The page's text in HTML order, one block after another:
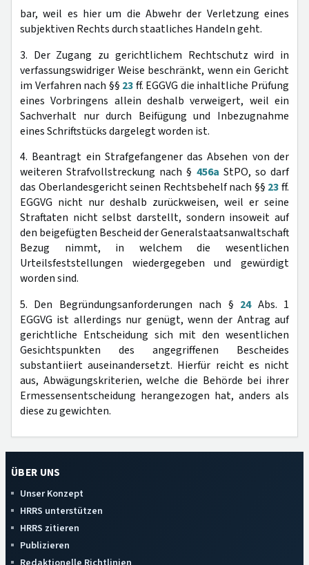
bar, weil es hier um die Abwehr der Verletzung eines
subjektiven Rechts durch staatliches Handeln geht.
3. Der Zugang zu gerichtlichem Rechtschutz wird in
verfassungswidriger Weise beschränkt, wenn ein Gericht
im Verfahren nach §§ 23ff. EGGVG die inhaltliche Prüfung
eines Vorbringens allein deshalb verweigert, weil ein
Sachverhalt nur durch Beifügung und Inbezugnahme
eines Schriftstücks dargelegt worden ist.
4. Beantragt ein Strafgefangener das Absehen von der
weiteren Strafvollstreckung nach § 456a StPO, so darf
das Oberlandesgericht seinen Rechtsbehelf nach §§ 23ff.
EGGVG nicht nur deshalb zurückweisen, weil er seine
Straftaten nicht selbst darstellt, sondern insoweit auf
den beigefügten Bescheid der Generalstaatsanwaltschaft
Bezug nimmt, in welchem die wesentlichen
Urteilsfeststellungen wiedergegeben und gewürdigt
worden sind.
5. Den Begründungsanforderungen nach § 24Abs. 1
EGGVG ist allerdings nur genügt, wenn der Antrag auf
gerichtliche Entscheidung sich mit den wesentlichen
Gesichtspunkten des angegriffenen Bescheides
substantiiert auseinandersetzt. Hierfür reicht es nicht
aus, Abwägungskriterien, welche die Behörde bei ihrer
Ermessensentscheidung herangezogen hat, anders als
diese zu gewichten.
ÜBER UNS
Unser Konzept
HRRS unterstützen
HRRS zitieren
Publizieren